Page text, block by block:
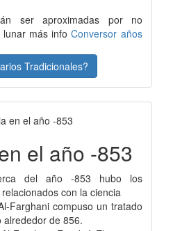
ser aproximadas por no
más info Conversor años
Tradicionales?
el año -853
del año -853 hubo los
con la ciencia
alrededor de 856.